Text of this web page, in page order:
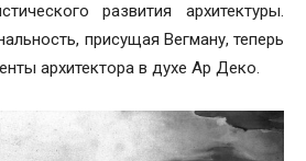
развития архитектуры.
присущая Вегману, теперь
архитектора в духе Ар Деко.